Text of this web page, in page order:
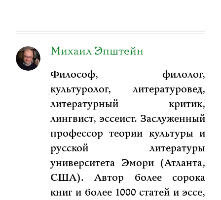
Михаил Эпштейн
Философ, филолог,
культуролог, литературовед,
литературный критик,
лингвист, эссеист. Заслуженный
профессор теории культуры и
русской литературы
университета Эмори (Атланта,
США). Автор более сорока
книг и более 1000 статей и эссе,